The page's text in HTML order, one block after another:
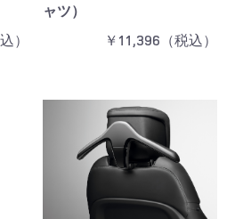
）
ャツ）
￥11,396（税込）